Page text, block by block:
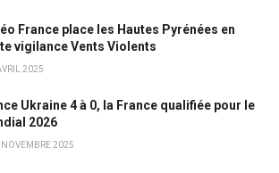
France place les Hautes Pyrénées en
vigilance Vents Violents
2025
Ukraine 4 à 0, la France qualifiée pour le
2026
NOVEMBRE 2025